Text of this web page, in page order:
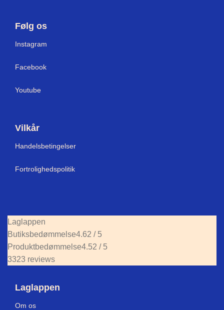
Følg os
Instagram
Facebook
Youtube
Vilkår
Handelsbetingelser
Fortrolighedspolitik
Laglappen
Butiksbedømmelse4.62 / 5
Produktbedømmelse4.52 / 5
3323 reviews
Laglappen
Om os